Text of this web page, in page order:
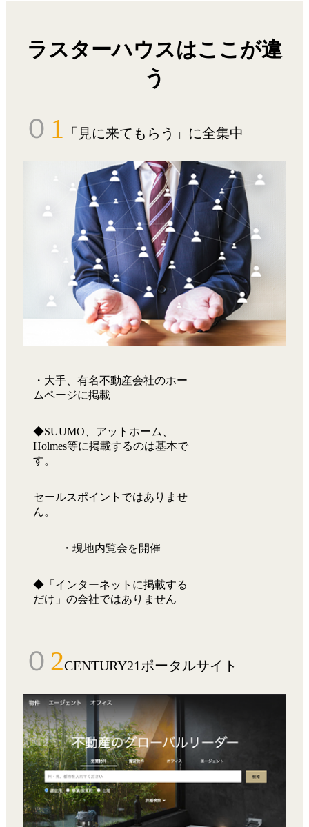
ラスターハウスはここが違
う
０ 1 「見に来てもらう」に全集中
・大手、有名不動産会社のホー
ムページに掲載
◆SUUMO、アットホーム、
Holmes等に掲載するのは基本で
す。
セールスポイントではありませ
ん。
・現地内覧会を開催
◆「インターネットに掲載する
だけ」の会社ではありません
０ 2CENTURY21ポータルサイト